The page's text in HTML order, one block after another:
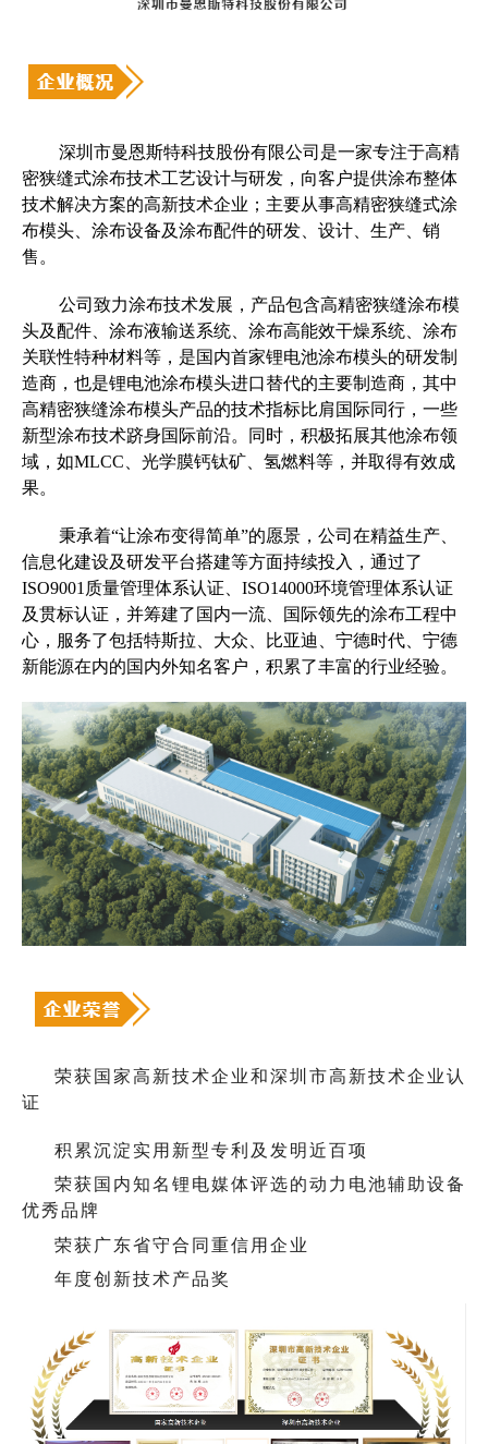
深圳市曼恩斯特科技股份有限公司是一家专注于高精
密狭缝式涂布技术工艺设计与研发，向客户提供涂布整体
技术解决方案的高新技术企业；主要从事高精密狭缝式涂
布模头、涂布设备及涂布配件的研发、设计、生产、销
售。
公司致力涂布技术发展，产品包含高精密狭缝涂布模
头及配件、涂布液输送系统、涂布高能效干燥系统、涂布
关联性特种材料等，是国内首家锂电池涂布模头的研发制
造商，也是锂电池涂布模头进口替代的主要制造商，其中
高精密狭缝涂布模头产品的技术指标比肩国际同行，一些
新型涂布技术跻身国际前沿。同时，积极拓展其他涂布领
域，如MLCC、光学膜钙钛矿、氢燃料等，并取得有效成
果。
秉承着“让涂布变得简单”的愿景，公司在精益生产、
信息化建设及研发平台搭建等方面持续投入，通过了
ISO9001质量管理体系认证、ISO14000环境管理体系认证
及贯标认证，并筹建了国内一流、国际领先的涂布工程中
心，服务了包括特斯拉、大众、比亚迪、宁德时代、宁德
新能源在内的国内外知名客户，积累了丰富的行业经验。
荣获国家高新技术企业和深圳市高新技术企业认
证
积累沉淀实用新型专利及发明近百项
荣获国内知名锂电媒体评选的动力电池辅助设备
优秀品牌
荣获广东省守合同重信用企业
年度创新技术产品奖